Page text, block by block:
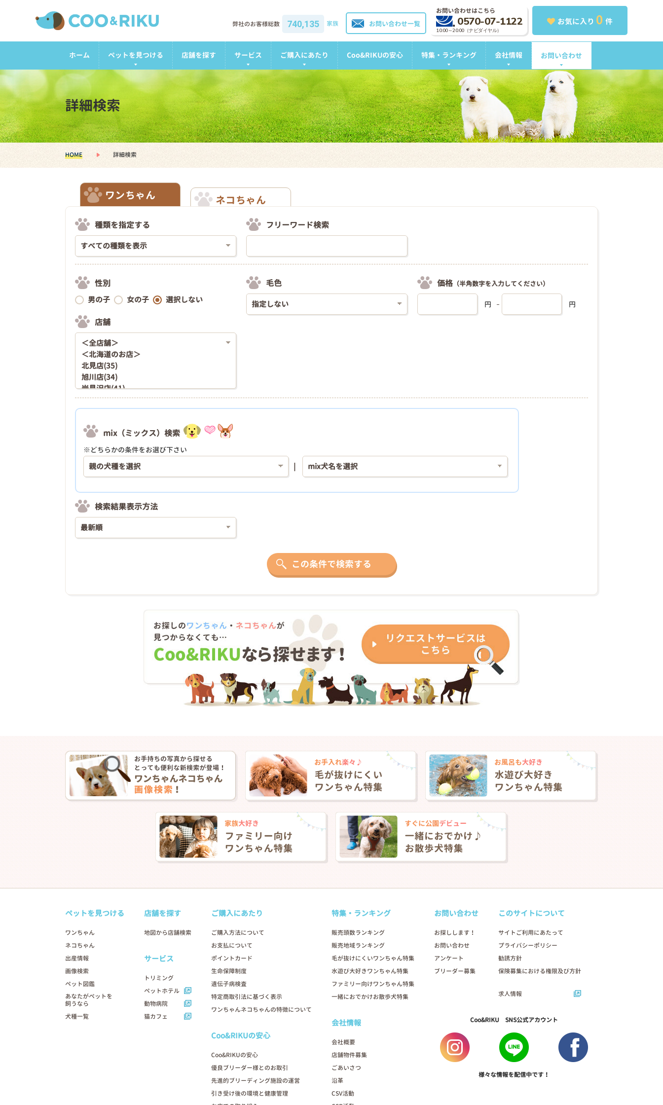
お気に入り 0 件
お問い合わせはこちら
0570-07-1122
10:00～20:00（ナビダイヤル）
お問い合わせ一覧
弊社のお客様総数 740,135 家族
ホーム ペットを見つける 店舗を探す サービス ご購入にあたり Coo&RIKUの安心 特集・ランキング 会社情報 お問い合わせ
詳細検索
HOME 詳細検索
ワンちゃん ネコちゃん
種類を指定する フリーワード検索
性別
男の子 女の子 選択しない
店舗
毛色 価格 （半角数字を入力してください）
円 円
mix（ミックス）検索
※どちらかの条件をお選び下さい
検索結果表示方法
この条件で検索する
ペットを見つける
ワンちゃん
ネコちゃん
出産情報
画像検索
ペット図鑑
あなたがペットを
飼うなら
犬種一覧
店舗を探す
地図から店舗検索
サービス
トリミング
ペットホテル
動物病院
猫カフェ
ご購入にあたり
ご購入方法について
お支払について
ポイントカード
生命保障制度
遺伝子病検査
特定商取引法に基づく表示
ワンちゃんネコちゃんの特徴について
Coo&RIKUの安心
Coo&RIKUの安心
優良ブリーダー様とのお取引
先進的ブリーディング施設の運営
引き受け後の環境と健康管理
特集・ランキング
販売頭数ランキング
販売地域ランキング
毛が抜けにくいワンちゃん特集
水遊び大好きワンちゃん特集
ファミリー向けワンちゃん特集
一緒におでかけお散歩犬特集
会社情報
会社概要
店舗物件募集
ごあいさつ
沿革
CSV活動
お問い合わせ
お探しします！
お問い合わせ
アンケート
ブリーダー募集
このサイトについて
サイトご利用にあたって
プライバシーポリシー
勧誘方針
保険募集における権限及び方針
求人情報
Coo&RIKU SNS公式アカウント
様々な情報を配信中です！